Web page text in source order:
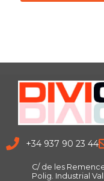
+34 937 90 23 44
C/ de les
Polig. Industrial